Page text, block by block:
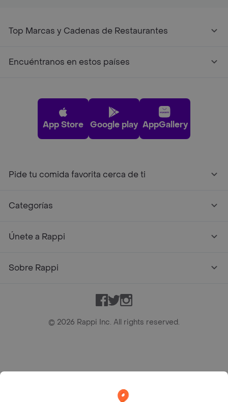
Top Marcas y Cadenas de Restaurantes
Encuéntranos en estos países
App Store Google play AppGallery
Pide tu comida favorita cerca de ti
Categorías
Únete a Rappi
Sobre Rappi
Facebook
TwitterInstagram
© 2026 Rappi Inc. All rights reserved.
Bogotá D.C. --- notificacionesrappi@rappi.com